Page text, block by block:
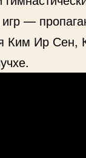
—
Ким Ир Сен,